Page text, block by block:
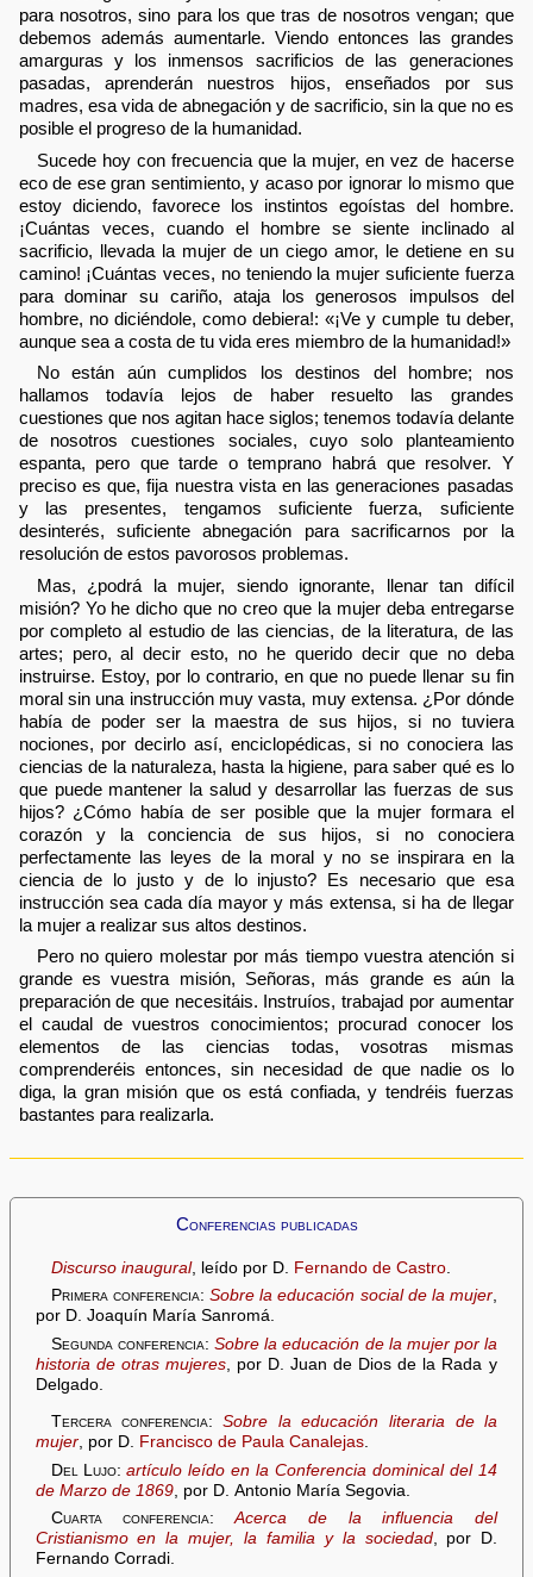
para nosotros, sino para los que tras de nosotros vengan; que
debemos además aumentarle. Viendo entonces las grandes
amarguras y los inmensos sacrificios de las generaciones
pasadas, aprenderán nuestros hijos, enseñados por sus
madres, esa vida de abnegación y de sacrificio, sin la que no es
posible el progreso de la humanidad.
Sucede hoy con frecuencia que la mujer, en vez de hacerse
eco de ese gran sentimiento, y acaso por ignorar lo mismo que
estoy diciendo, favorece los instintos egoístas del hombre.
¡Cuántas veces, cuando el hombre se siente inclinado al
sacrificio, llevada la mujer de un ciego amor, le detiene en su
camino! ¡Cuántas veces, no teniendo la mujer suficiente fuerza
para dominar su cariño, ataja los generosos impulsos del
hombre, no diciéndole, como debiera!: «¡Ve y cumple tu deber,
aunque sea a costa de tu vida eres miembro de la humanidad!»
No están aún cumplidos los destinos del hombre; nos
hallamos todavía lejos de haber resuelto las grandes
cuestiones que nos agitan hace siglos; tenemos todavía delante
de nosotros cuestiones sociales, cuyo solo planteamiento
espanta, pero que tarde o temprano habrá que resolver. Y
preciso es que, fija nuestra vista en las generaciones pasadas
y las presentes, tengamos suficiente fuerza, suficiente
desinterés, suficiente abnegación para sacrificarnos por la
resolución de estos pavorosos problemas.
Mas, ¿podrá la mujer, siendo ignorante, llenar tan difícil
misión? Yo he dicho que no creo que la mujer deba entregarse
por completo al estudio de las ciencias, de la literatura, de las
artes; pero, al decir esto, no he querido decir que no deba
instruirse. Estoy, por lo contrario, en que no puede llenar su fin
moral sin una instrucción muy vasta, muy extensa. ¿Por dónde
había de poder ser la maestra de sus hijos, si no tuviera
nociones, por decirlo así, enciclopédicas, si no conociera las
ciencias de la naturaleza, hasta la higiene, para saber qué es lo
que puede mantener la salud y desarrollar las fuerzas de sus
hijos? ¿Cómo había de ser posible que la mujer formara el
corazón y la conciencia de sus hijos, si no conociera
perfectamente las leyes de la moral y no se inspirara en la
ciencia de lo justo y de lo injusto? Es necesario que esa
instrucción sea cada día mayor y más extensa, si ha de llegar
la mujer a realizar sus altos destinos.
Pero no quiero molestar por más tiempo vuestra atención si
grande es vuestra misión, Señoras, más grande es aún la
preparación de que necesitáis. Instruíos, trabajad por aumentar
el caudal de vuestros conocimientos; procurad conocer los
elementos de las ciencias todas, vosotras mismas
comprenderéis entonces, sin necesidad de que nadie os lo
diga, la gran misión que os está confiada, y tendréis fuerzas
bastantes para realizarla.
Conferencias publicadas
Discurso inaugural, leído por D. Fernando de Castro
Primera conferencia: Sobre la educación social de la mujer,
por D. Joaquín María Sanromá.
Segunda conferencia: Sobre la educación de la mujer por la
historia de otras mujeres, por D. Juan de Dios de la Rada y
Delgado.
Tercera conferencia:
Sobre la educación literaria de la
mujer, por D. Francisco de Paula Canalejas.
Del Lujo: artículo leído en la Conferencia dominical del 14
de Marzo de 1869, por D. Antonio María Segovia.
Cuarta conferencia:
Acerca de la influencia del
Cristianismo en la mujer, la familia y la sociedad, por D.
Fernando Corradi.